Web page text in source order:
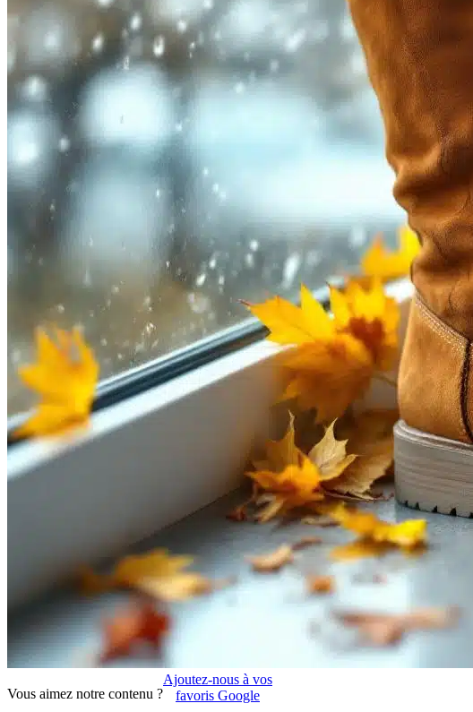
Vous aimez notre contenu ?
Ajoutez-nous à vos
favoris Google